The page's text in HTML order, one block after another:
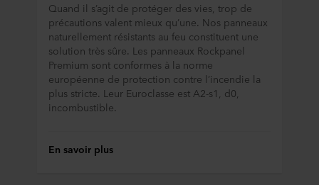
Quand il s’agit de protéger des vies, trop de
précautions valent mieux qu’une. Nos panneaux
naturellement résistants au feu constituent une
solution très sûre. Les panneaux Rockpanel
Premium sont conformes à la norme
européenne de protection contre l’incendie la
plus stricte. Leur Euroclasse est A2-s1, d0,
incombustible.
En savoir plus